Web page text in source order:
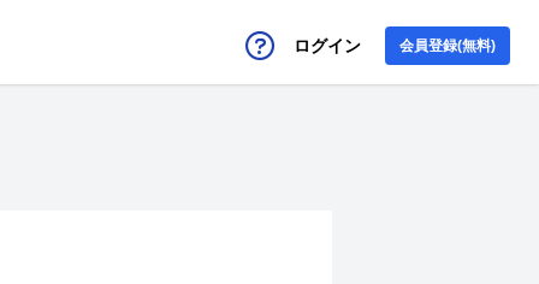
ログイン 会員登録(無料)